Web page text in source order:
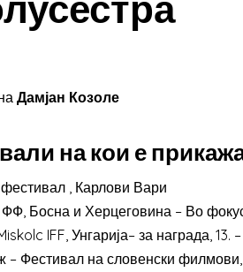
Дамјан Козоле
на кои е
, Карлови Вари
Босна и Херцеговина – Во
IFF, Унгарија– за награда, 13. –
– Фестивал на словенски филмови,